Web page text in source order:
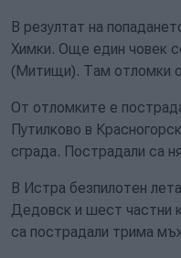
В резултат на
Химки. Още един човек
(Митищи). Там отломки
От отломките е
Путилково в
сграда. Пострадали са
В Истра безпилотен
Дедовск и шест частни
са пострадали трима